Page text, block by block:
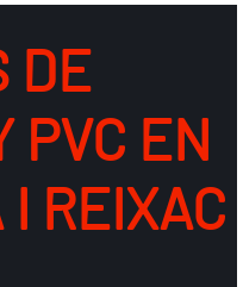
DE
PVC EN
REIXAC